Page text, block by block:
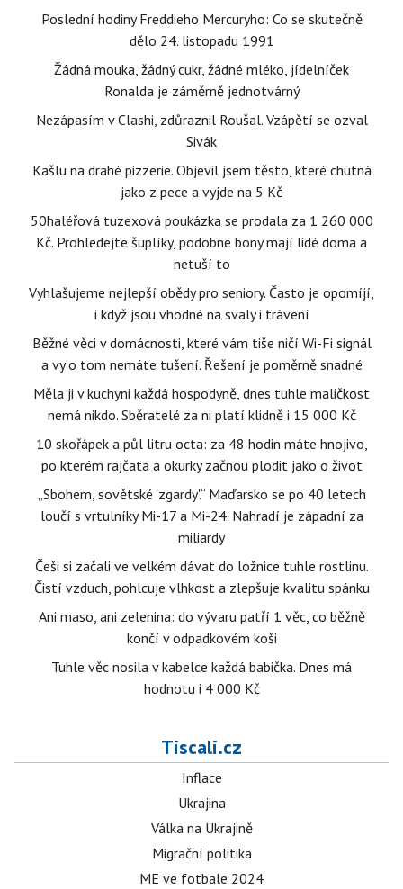
Poslední hodiny Freddieho Mercuryho: Co se skutečně
dělo 24. listopadu 1991
Žádná mouka, žádný cukr, žádné mléko, jídelníček
Ronalda je záměrně jednotvárný
Nezápasím v Clashi, zdůraznil Roušal. Vzápětí se ozval
Sivák
Kašlu na drahé pizzerie. Objevil jsem těsto, které chutná
jako z pece a vyjde na 5 Kč
50haléřová tuzexová poukázka se prodala za 1 260 000
Kč. Prohledejte šuplíky, podobné bony mají lidé doma a
netuší to
Vyhlašujeme nejlepší obědy pro seniory. Často je opomíjí,
i když jsou vhodné na svaly i trávení
Běžné věci v domácnosti, které vám tiše ničí Wi-Fi signál
a vy o tom nemáte tušení. Řešení je poměrně snadné
Měla ji v kuchyni každá hospodyně, dnes tuhle maličkost
nemá nikdo. Sběratelé za ni platí klidně i 15 000 Kč
10 skořápek a půl litru octa: za 48 hodin máte hnojivo,
po kterém rajčata a okurky začnou plodit jako o život
„Sbohem, sovětské 'zgardy'.“ Maďarsko se po 40 letech
loučí s vrtulníky Mi-17 a Mi-24. Nahradí je západní za
miliardy
Češi si začali ve velkém dávat do ložnice tuhle rostlinu.
Čistí vzduch, pohlcuje vlhkost a zlepšuje kvalitu spánku
Ani maso, ani zelenina: do vývaru patří 1 věc, co běžně
končí v odpadkovém koši
Tuhle věc nosila v kabelce každá babička. Dnes má
hodnotu i 4 000 Kč
Tiscali.cz
Inflace
Ukrajina
Válka na Ukrajině
Migrační politika
ME ve fotbale 2024